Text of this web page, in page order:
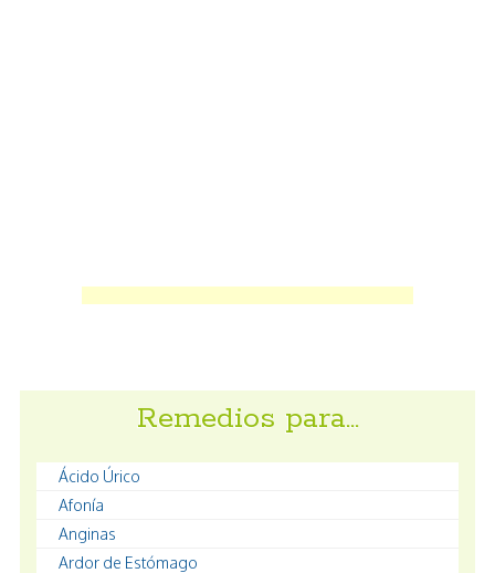
Remedios para…
Ácido Úrico
Afonía
Anginas
Ardor de Estómago